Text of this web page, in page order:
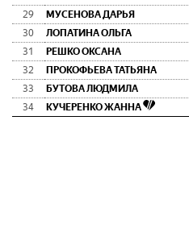
29
МУСЕНОВА ДАРЬЯ
30
ЛОПАТИНА ОЛЬГА
31
РЕШКО ОКСАНА
32
ПРОКОФЬЕВА ТАТЬЯНА
33
БУТОВА ЛЮДМИЛА
34
КУЧЕРЕНКО ЖАННА